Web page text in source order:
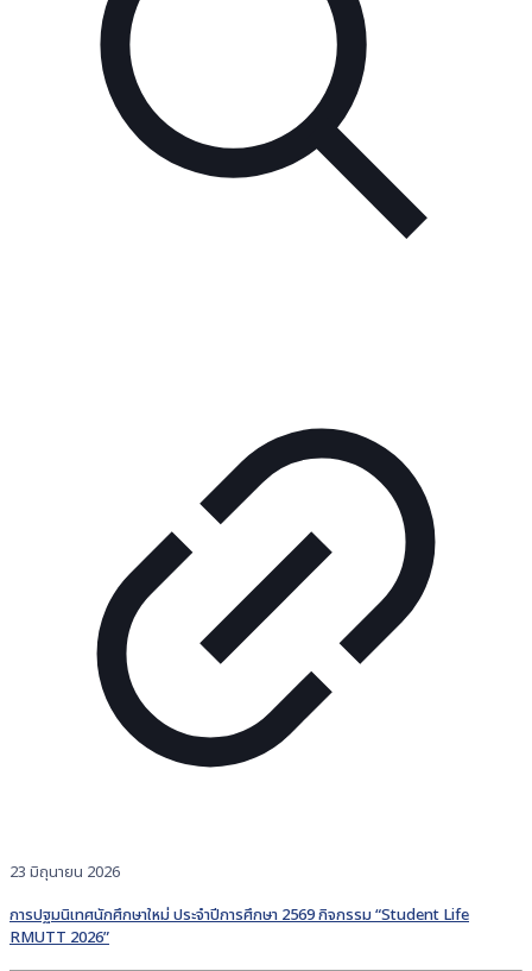
23 มิถุนายน 2026
การปฐมนิเทศนักศึกษาใหม่ ประจำปีการศึกษา 2569 กิจกรรม “Student Life
RMUTT 2026”